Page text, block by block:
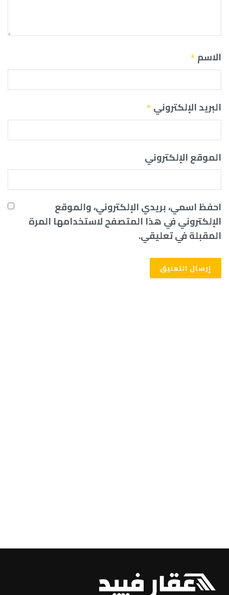
الاسم *
البريد الإلكتروني *
الموقع الإلكتروني
احفظ اسمي، بريدي الإلكتروني، والموقع
الإلكتروني في هذا المتصفح لاستخدامها المرة
المقبلة في تعليقي.